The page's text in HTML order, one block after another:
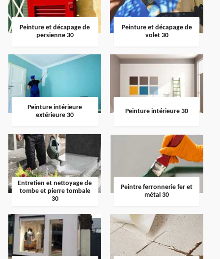
Peinture et décapage de
persienne 30
Peinture et décapage de
volet 30
Peinture intérieure
extérieure 30
Peinture intérieure 30
Entretien et nettoyage de
tombe et pierre tombale
30
Peintre ferronnerie fer et
métal 30